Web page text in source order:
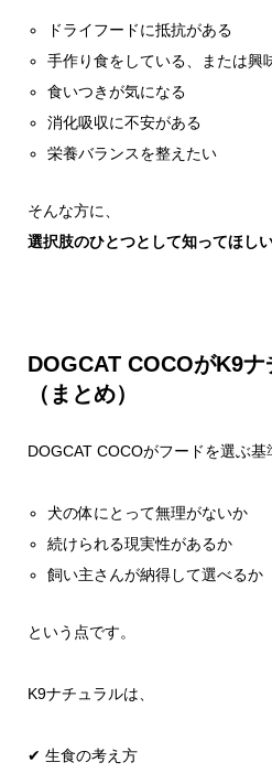
ドライフードに抵抗がある
手作り食をしている、または興
食いつきが気になる
消化吸収に不安がある
栄養バランスを整えたい
そんな方に、
選択肢のひとつとして知ってほし
DOGCAT COCOがK9
（まとめ）
DOGCAT COCOがフードを選ぶ基
犬の体にとって無理がないか
続けられる現実性があるか
飼い主さんが納得して選べるか
という点です。
K9ナチュラルは、
✔ 生食の考え方